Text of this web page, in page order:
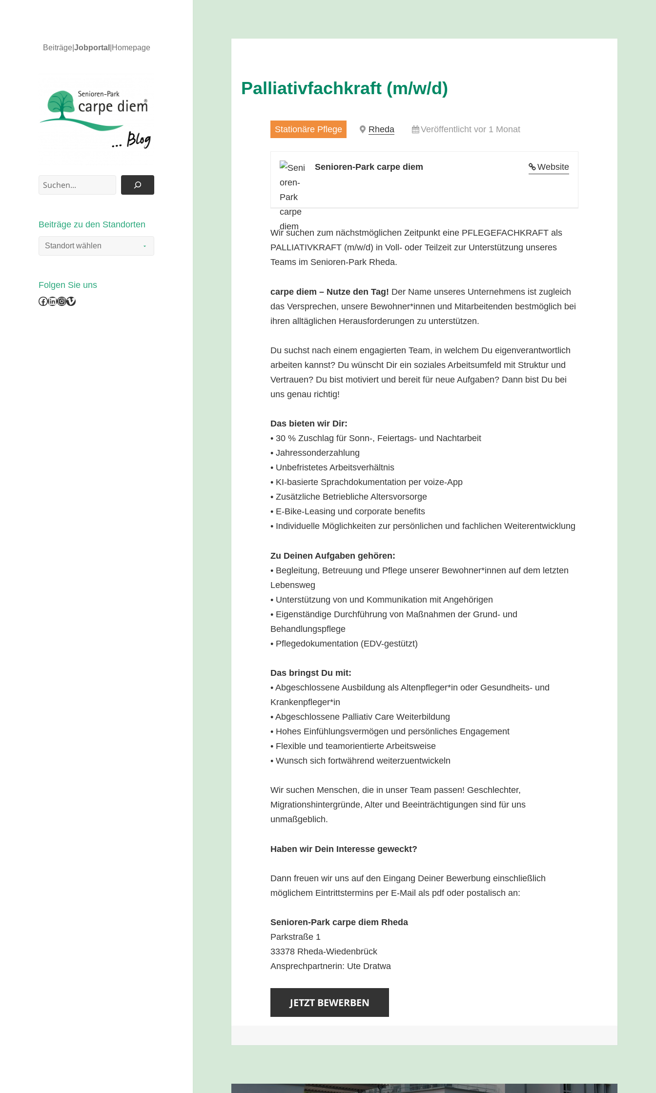
Beiträge| Jobportal Homepage
carpe diem Blog
News und Updates
Suchen
Beiträge zu den Standorten
Folgen Sie uns
Facebook
LinkedIn
Instagram
Vimeo
Palliativfachkraft (m/w/d)
Stationäre Pflege Rheda Veröffentlicht vor 1 Monat
Website
Senioren-Park carpe diem
Wir suchen zum nächstmöglichen Zeitpunkt eine PFLEGEFACHKRAFT als
PALLIATIVKRAFT (m/w/d) in Voll- oder Teilzeit zur Unterstützung unseres
Teams im Senioren-Park Rheda.
carpe diem – Nutze den Tag! Der Name unseres Unternehmens ist zugleich
das Versprechen, unsere Bewohner*innen und Mitarbeitenden bestmöglich bei
ihren alltäglichen Herausforderungen zu unterstützen.
Du suchst nach einem engagierten Team, in welchem Du eigenverantwortlich
arbeiten kannst? Du wünscht Dir ein soziales Arbeitsumfeld mit Struktur und
Vertrauen? Du bist motiviert und bereit für neue Aufgaben? Dann bist Du bei
uns genau richtig!
Das bieten wir Dir:
• 30 % Zuschlag für Sonn-, Feiertags- und Nachtarbeit
• Jahressonderzahlung
• Unbefristetes Arbeitsverhältnis
• KI-basierte Sprachdokumentation per voize-App
• Zusätzliche Betriebliche Altersvorsorge
• E-Bike-Leasing und corporate benefits
• Individuelle Möglichkeiten zur persönlichen und fachlichen Weiterentwicklung
Zu Deinen Aufgaben gehören:
• Begleitung, Betreuung und Pflege unserer Bewohner*innen auf dem letzten
Lebensweg
• Unterstützung von und Kommunikation mit Angehörigen
• Eigenständige Durchführung von Maßnahmen der Grund- und
Behandlungspflege
• Pflegedokumentation (EDV-gestützt)
Das bringst Du mit:
• Abgeschlossene Ausbildung als Altenpfleger*in oder Gesundheits- und
Krankenpfleger*in
• Abgeschlossene Palliativ Care Weiterbildung
• Hohes Einfühlungsvermögen und persönliches Engagement
• Flexible und teamorientierte Arbeitsweise
• Wunsch sich fortwährend weiterzuentwickeln
Wir suchen Menschen, die in unser Team passen! Geschlechter,
Migrationshintergründe, Alter und Beeinträchtigungen sind für uns
unmaßgeblich.
Haben wir Dein Interesse geweckt?
Dann freuen wir uns auf den Eingang Deiner Bewerbung einschließlich
möglichem Eintrittstermins per E-Mail als pdf oder postalisch an:
Senioren-Park carpe diem Rheda
Parkstraße 1
33378 Rheda-Wiedenbrück
Ansprechpartnerin: Ute Dratwa